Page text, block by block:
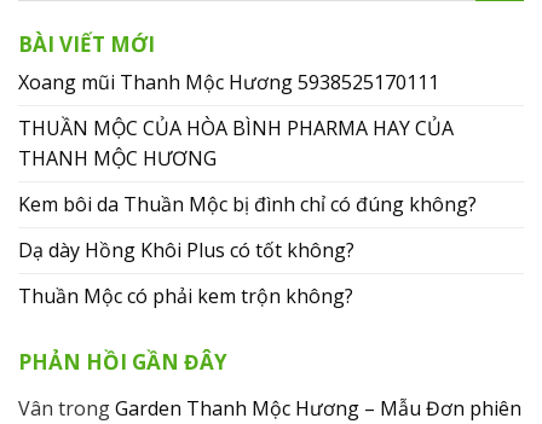
BÀI VIẾT MỚI
Xoang mũi Thanh Mộc Hương 5938525170111
THUẦN MỘC CỦA HÒA BÌNH PHARMA HAY CỦA
THANH MỘC HƯƠNG
Kem bôi da Thuần Mộc bị đình chỉ có đúng không?
Dạ dày Hồng Khôi Plus có tốt không?
Thuần Mộc có phải kem trộn không?
PHẢN HỒI GẦN ĐÂY
Vân trongGarden Thanh Mộc Hương – Mẫu Đơn phiên